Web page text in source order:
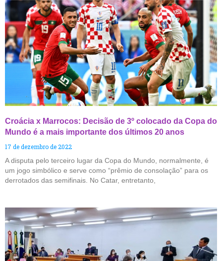
Croácia x Marrocos: Decisão de 3º colocado da Copa do
Mundo é a mais importante dos últimos 20 anos
17 de dezembro de 2022
A disputa pelo terceiro lugar da Copa do Mundo, normalmente, é
um jogo simbólico e serve como “prêmio de consolação” para os
derrotados das semifinais. No Catar, entretanto,